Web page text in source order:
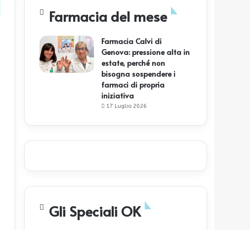
Farmacia del mese
Farmacia Calvi di
Genova: pressione alta in
estate, perché non
bisogna sospendere i
farmaci di propria
iniziativa
17 Luglio 2026
Gli Speciali OK